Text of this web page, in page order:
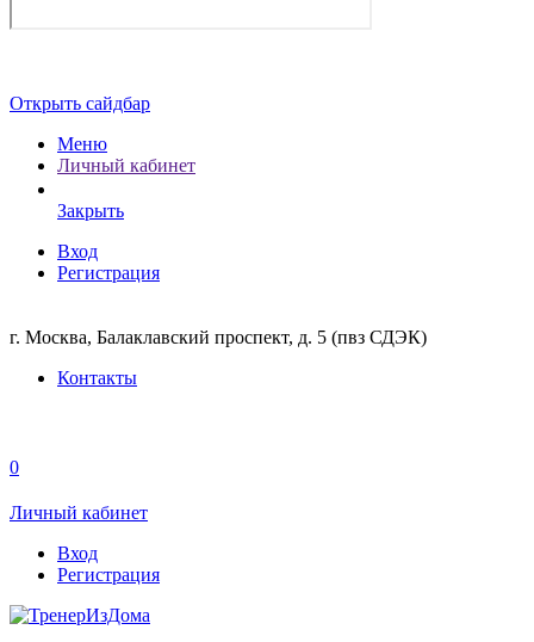
Открыть сайдбар
Меню
Личный кабинет
Закрыть
Вход
Регистрация
г. Москва, Балаклавский проспект, д. 5 (пвз СДЭК)
Контакты
0
Личный кабинет
Вход
Регистрация